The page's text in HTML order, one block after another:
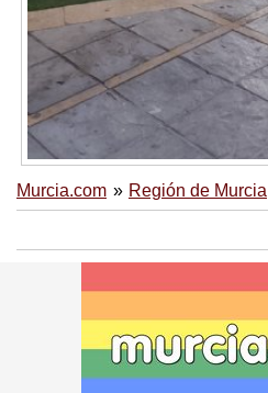
Murcia.com Región de Murcia